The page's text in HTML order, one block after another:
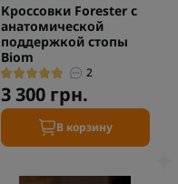
Кроссовки Forester с
анатомической
поддержкой стопы
Biom
2
3 300 грн.
В корзину